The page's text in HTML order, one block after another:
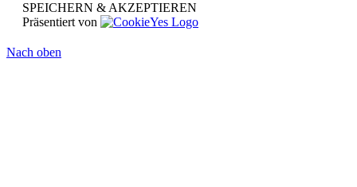
SPEICHERN & AKZEPTIEREN
Präsentiert von
Nach oben